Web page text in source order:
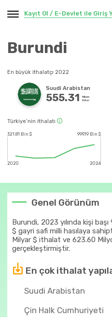
Kayıt Ol / E-Devlet ile Giriş
Burundi
En büyük ithalatçı 2022
Suudi Arabistan
555.31
Milyon
Dolar
Türkiye’nin ithalatı
321.81 Bin $
2020
999.19 Bin $
2024
Genel Görünüm
Burundi, 2023 yılında kişi
$ gayri safi milli hasılaya
Milyar $ ithalat ve 623.60
gerçekleştirmiştir.
En çok ithalat
Suudi Arabistan
Çin Halk Cumhuriyeti